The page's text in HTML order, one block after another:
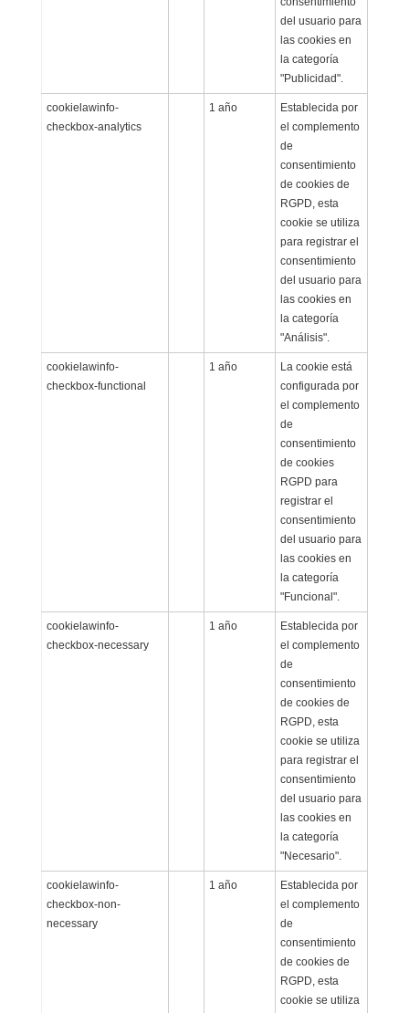
del usuario para
las cookies en
la categoría
"Publicidad".
cookielawinfo-
checkbox-analytics
1 año
Establecida por
el complemento
de
consentimiento
de cookies de
RGPD, esta
cookie se utiliza
para registrar el
consentimiento
del usuario para
las cookies en
la categoría
"Análisis".
cookielawinfo-
checkbox-functional
1 año
La cookie está
configurada por
el complemento
de
consentimiento
de cookies
RGPD para
registrar el
consentimiento
del usuario para
las cookies en
la categoría
"Funcional".
cookielawinfo-
checkbox-necessary
1 año
Establecida por
el complemento
de
consentimiento
de cookies de
RGPD, esta
cookie se utiliza
para registrar el
consentimiento
del usuario para
las cookies en
la categoría
"Necesario".
cookielawinfo-
checkbox-non-
necessary
1 año
Establecida por
el complemento
de
consentimiento
de cookies de
RGPD, esta
cookie se utiliza